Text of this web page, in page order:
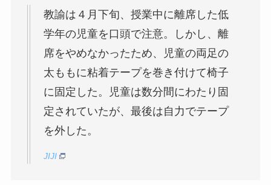
教諭は４月下旬、授業中に離席した低
学年の児童を口頭で注意。しかし、離
席をやめなかったため、児童の両足の
太ももに粘着テープを巻き付けて椅子
に固定した。児童は数分間にわたり固
定されていたが、最後は自力でテープ
を外した。
JIJI